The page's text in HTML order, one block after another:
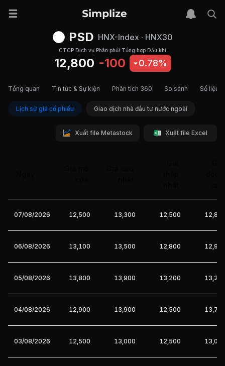
PSD HNX-Index · HNX30
CTCP Dịch vụ Phân phối Tổng hợp Dầu khí
12,800 -100 0.78%
Tổng quan Tin tức & Sự kiện Phân tích 360 So sánh Số liệu
Lịch sử giá cổ phiếu Giao dịch nhà đầu tư nước ngoài
Xuất file Metastock Xuất file Excel
07/08/2026 12,500 13,300 12,500
06/08/2026 13,100 13,500 12,800
05/08/2026 13,800 13,900 13,200
04/08/2026 12,900 13,900 12,500
03/08/2026 12,500 13,000 12,500